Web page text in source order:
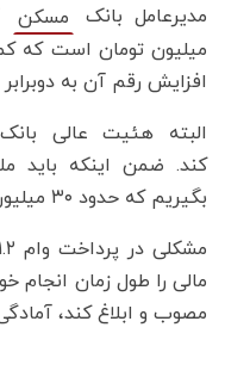
مدیرعامل بانک
مسکن
میلیون تومان است که
افزایش رقم آن به
البته هئیت عالی
کند. ضمن اینکه باید
بگیریم که حدود ۳۰ میلیون تومان خواهد شد.
مالی را طول زمان انجام
مصوب و ابلاغ کند،